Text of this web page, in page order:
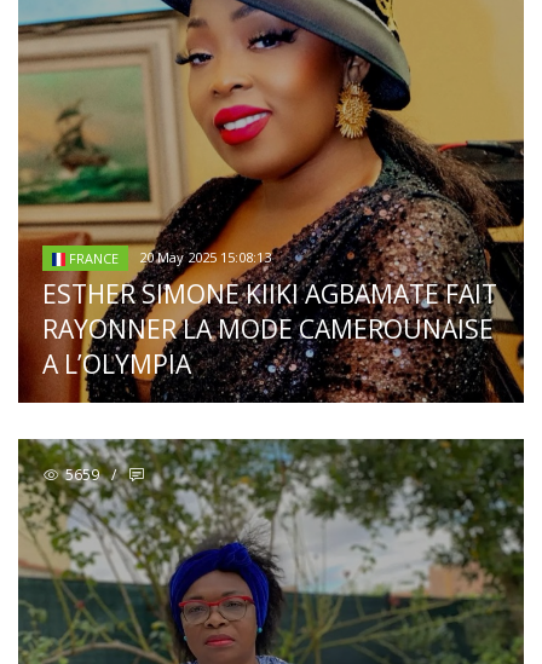
FRANCE 20 May 2025 15:08:13
ESTHER SIMONE KIIKI AGBAMATE FAIT
RAYONNER LA MODE CAMEROUNAISE
A L’OLYMPIA
5659 /